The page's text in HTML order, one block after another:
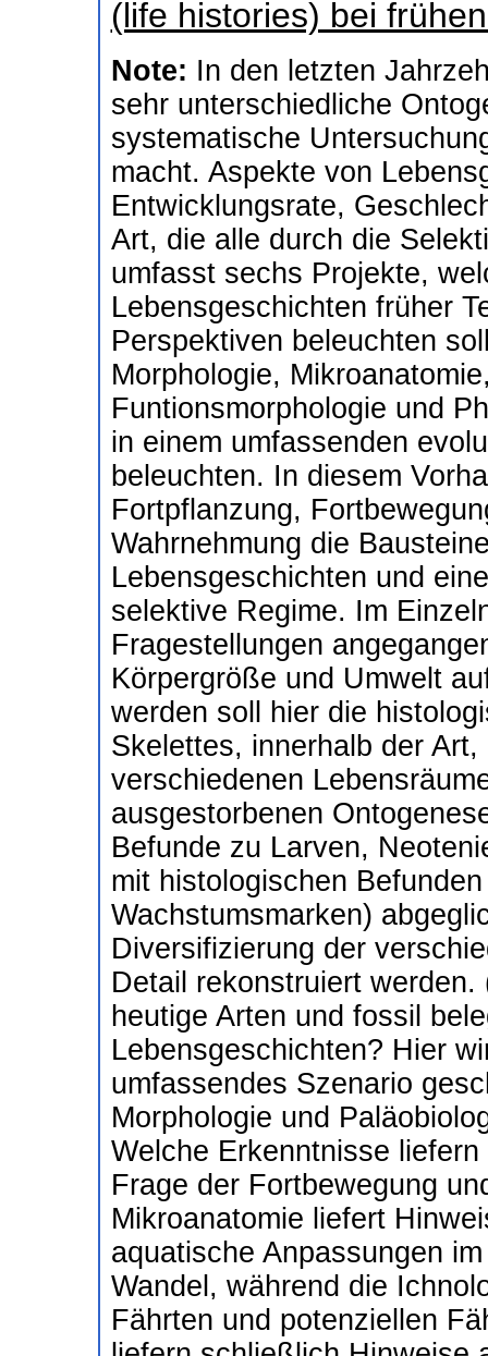
(life histories) bei
Note: In den letzten
sehr unterschiedliche
systematische
macht. Aspekte von
Entwicklungsrate,
Art, die alle durch die
umfasst sechs Projekte,
Lebensgeschichten früher
Perspektiven beleuchten
Morphologie,
Funtionsmorphologie und
in einem umfassenden
beleuchten. In diesem
Fortpflanzung,
Wahrnehmung die
Lebensgeschichten und
selektive Regime. Im
Fragestellungen
Körpergröße und Umwelt
werden soll hier die
Skelettes, innerhalb der
verschiedenen
ausgestorbenen
Befunde zu Larven,
mit histologischen
Wachstumsmarken)
Diversifizierung der
Detail rekonstruiert
heutige Arten und fossil
Lebensgeschichten? Hier
umfassendes Szenario
Morphologie und
Welche Erkenntnisse
Frage der Fortbewegung
Mikroanatomie liefert
aquatische Anpassungen
Wandel, während die
Fährten und potenziellen